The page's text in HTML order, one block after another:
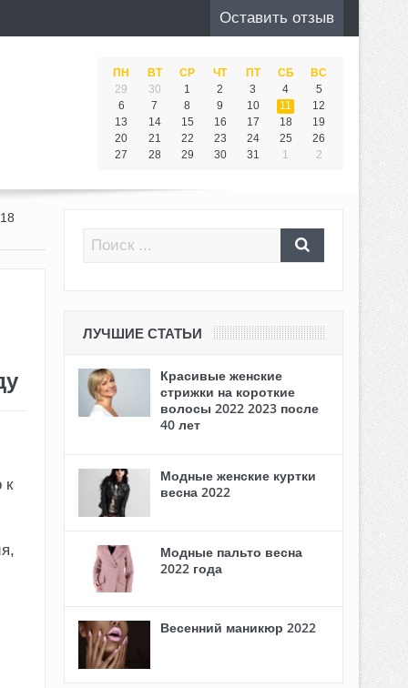
Оставить отзыв
ПН ВТ СР ЧТ ПТ СБ
ВС
29
30 1 2 3 4
5
6
7 8 9 10 11
12
13
14 15 16 17 18
19
20
21 22 23 24 25
26
27
28 29 30 31 1 2
к
ЛУЧШИЕ СТАТЬИ
Красивые женские
стрижки на короткие
волосы 2022 2023 после
40 лет
Модные женские куртки
весна 2022
Модные пальто весна
2022 года
Весенний маникюр 2022